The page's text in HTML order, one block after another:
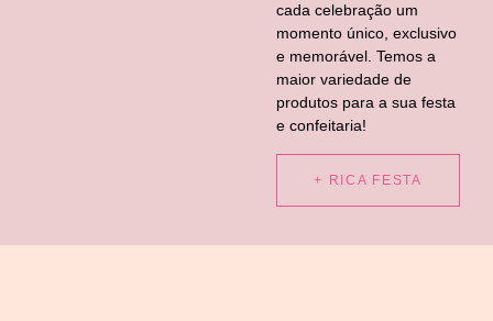
cada celebração um
momento único, exclusivo
e memorável. Temos a
maior variedade de
produtos para a sua festa
e confeitaria!
+ RICA FESTA